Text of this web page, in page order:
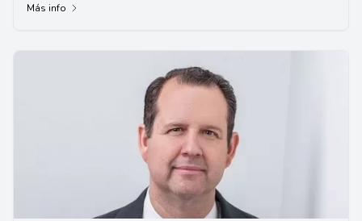
Más info